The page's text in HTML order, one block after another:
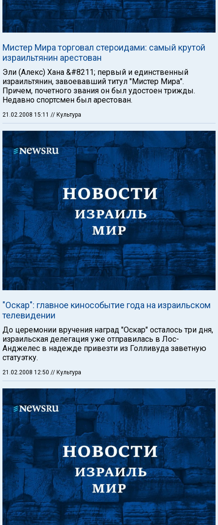
Мистер Мира торговал стероидами: самый крутой
израильтянин арестован
Эли (Алекс) Хана &#8211; первый и единственный
израильтянин, завоевавший титул "Мистер Мира".
Причем, почетного звания он был удостоен трижды.
Недавно спортсмен был арестован.
21.02.2008 15:11 // Культура
"Оскар": главное кинособытие года на израильском
телевидении
До церемонии вручения наград "Оскар" осталось три дня,
израильская делегация уже отправилась в Лос-
Анджелес в надежде привезти из Голливуда заветную
статуэтку.
21.02.2008 12:50 // Культура